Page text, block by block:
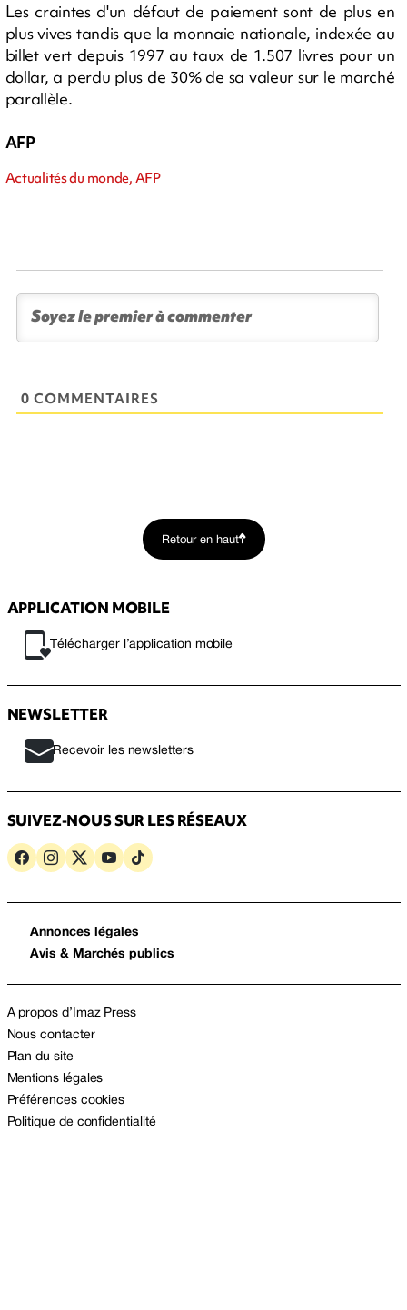
Les craintes d'un défaut de paiement sont de plus en
plus vives tandis que la monnaie nationale, indexée au
billet vert depuis 1997 au taux de 1.507 livres pour un
dollar, a perdu plus de 30% de sa valeur sur le marché
parallèle.
AFP
Actualités du monde, AFP
0 COMMENTAIRES
Retour en haut
APPLICATION MOBILE
Télécharger l’application mobile
NEWSLETTER
Recevoir les newsletters
SUIVEZ-NOUS SUR LES RÉSEAUX
Annonces légales
Avis & Marchés publics
A propos d’Imaz Press
Nous contacter
Plan du site
Mentions légales
Préférences cookies
Politique de confidentialité